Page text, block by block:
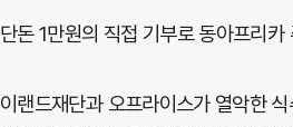
단돈 1만원의 직접 기부로 동아프리
이랜드재단과 오프라이스가 열악한